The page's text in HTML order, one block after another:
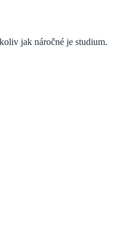
jak náročné je studium.